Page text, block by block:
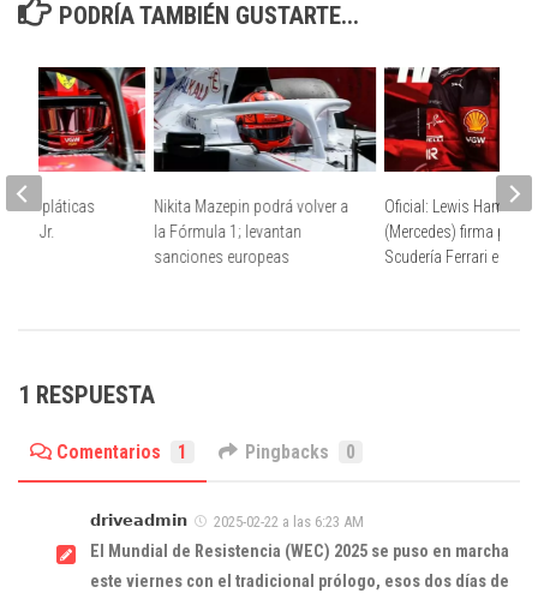
PODRÍA TAMBIÉN GUSTARTE...
Nikita Mazepin podrá volver a
la Fórmula 1; levantan
sanciones europeas
Oficial: Lewis Hamilton
(Mercedes) firma para
Scudería Ferrari en
pláticas
Jr.
1 RESPUESTA
Comentarios 1 Pingbacks 0
𝗱𝗿𝗶𝘃𝗲𝗮𝗱𝗺𝗶𝗻 2025-02-22 a las 6:23 AM
El Mundial de Resistencia (WEC) 2025 se puso en marcha
este viernes con el tradicional prólogo, esos dos días de